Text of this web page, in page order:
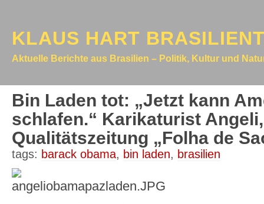
KLAUS HART
Aktuelle Berichte aus Brasilien – Politik, Kultur und
Bin Laden tot: „Jetzt kann
schlafen.“ Karikaturist
Qualitätszeitung „Folha de
tags: barack obama, bin laden, brasilien